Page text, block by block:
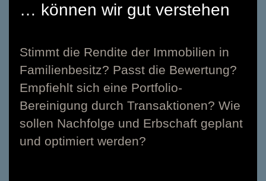
… können wir gut verstehen
Stimmt die Rendite der Immobilien in
Familienbesitz? Passt die Bewertung?
Empfiehlt sich eine Portfolio-
Bereinigung durch Transaktionen? Wie
sollen Nachfolge und Erbschaft geplant
und optimiert werden?